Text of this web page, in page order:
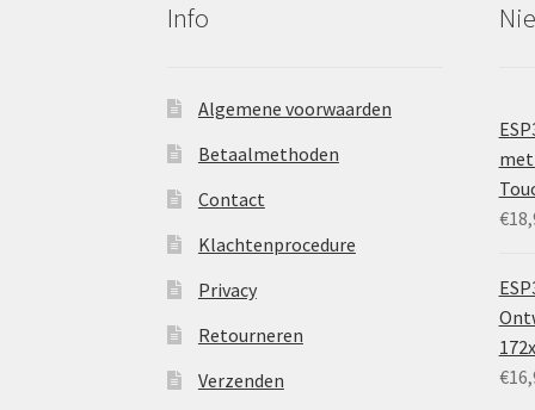
Info
Algemene voorwaarden
Betaalmethoden
Contact
Klachtenprocedure
Privacy
Retourneren
Verzenden
met
€
€